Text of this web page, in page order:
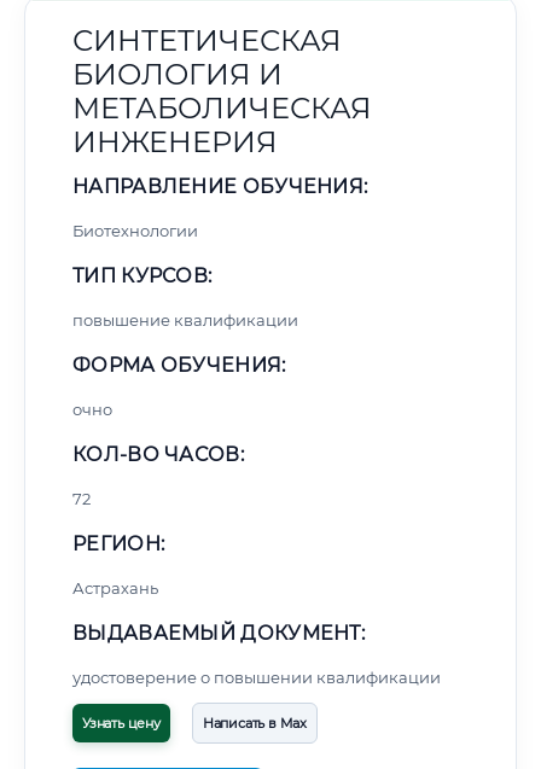
СИНТЕТИЧЕСКАЯ
БИОЛОГИЯ И
МЕТАБОЛИЧЕСКАЯ
ИНЖЕНЕРИЯ
НАПРАВЛЕНИЕ ОБУЧЕНИЯ:
Биотехнологии
ТИП КУРСОВ:
повышение квалификации
ФОРМА ОБУЧЕНИЯ:
очно
КОЛ-ВО ЧАСОВ:
72
РЕГИОН:
Астрахань
ВЫДАВАЕМЫЙ ДОКУМЕНТ:
удостоверение о повышении квалификации
Узнать цену Написать в Max